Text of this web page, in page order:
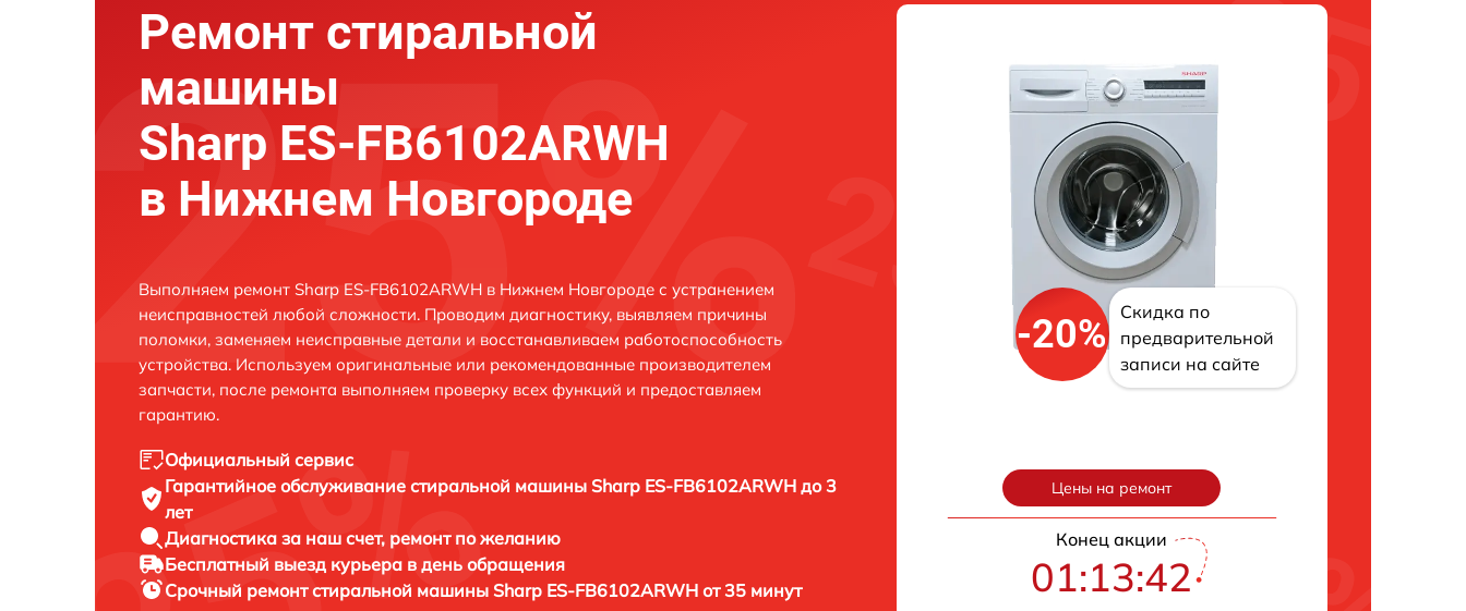
Ремонт стиральной
машины
Sharp ES-FB6102ARWH
в Нижнем Новгороде
Выполняем ремонт Sharp ES-FB6102ARWH в Нижнем Новгороде с устранением
неисправностей любой сложности. Проводим диагностику, выявляем причины
поломки, заменяем неисправные детали и восстанавливаем работоспособность
устройства. Используем оригинальные или рекомендованные производителем
запчасти, после ремонта выполняем проверку всех функций и предоставляем
гарантию.
Официальный сервис
Гарантийное обслуживание стиральной машины Sharp ES-FB6102ARWH до 3
лет
Диагностика за наш счет, ремонт по желанию
Бесплатный выезд курьера в день обращения
Срочный ремонтстиральной машины Sharp ES-FB6102ARWH от 35 минут
-20%
Скидка по
предварительной
записи на сайте
Цены на ремонт
Конец акции
01:13:42